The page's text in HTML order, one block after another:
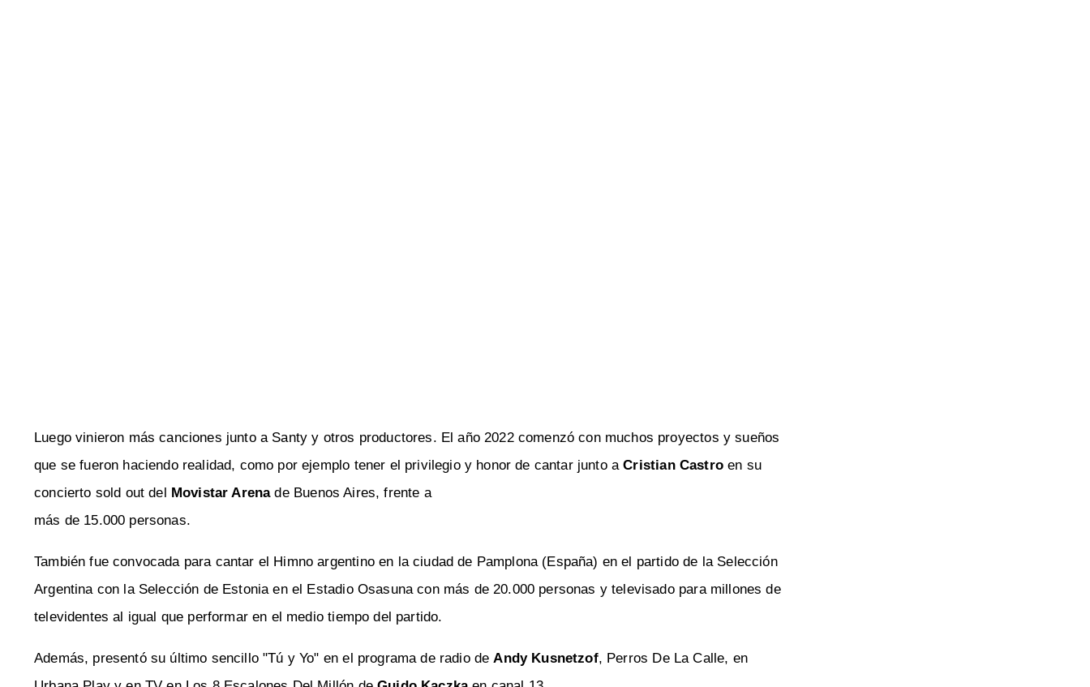
Luego vinieron más canciones junto a Santy y otros productores. El año 2022 comenzó con muchos proyectos y sueños
que se fueron haciendo realidad, como por ejemplo tener el privilegio y honor de cantar junto aCristian Castroen su
concierto sold out del
Movistar Arenade Buenos Aires, frente a
más de 15.000 personas.
También fue convocada para cantar el Himno argentino en la ciudad de Pamplona (España) en el partido de la Selección
Argentina con la Selección de Estonia en el Estadio Osasuna con más de 20.000 personas y televisado para millones de
televidentes al igual que performar en el medio tiempo del partido.
Además, presentó su último sencillo "Tú y Yo" en el programa de radio deAndy Kusnetzof, Perros De La Calle, en